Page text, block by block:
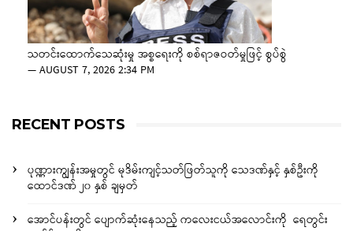
သတင်းထောက်သေဆုံးမှု အစ္စရေးကို စစ်ရာဇဝတ်မှုဖြင့် စွပ်စွဲ
—AUGUST 7, 2026 2:34 PM
RECENT POSTS
ပုဏ္ဏားကျွန်းအမှုတွင် မုဒိမ်းကျင့်သတ်ဖြတ်သူကို သေဒဏ်နှင့် နှစ်ဦးကို
ထောင်ဒဏ် ၂၀ နှစ် ချမှတ်
အောင်ပန်းတွင် ပျောက်ဆုံးနေသည့် ကလေးငယ်အလောင်းကို ရေတွင်း